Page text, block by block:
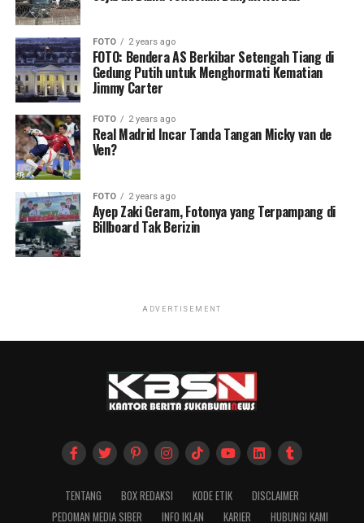
FOTO 2 years ago
FOTO: Bendera AS Berkibar Setengah Tiang di
Gedung Putih untuk Menghormati Kematian
Jimmy Carter
FOTO 2 years ago
Real Madrid Incar Tanda Tangan Micky van de
Ven?
FOTO 2 years ago
Ayep Zaki Geram, Fotonya yang Terpampang di
Billboard Tak Berizin
ADVERTISEMENT
TENTANG BOX REDAKSI KODE ETIK
DISCLAIMER
PEDOMAN MEDIA SIBER
INFO IKLAN KARIER HUBUNGI KAMI